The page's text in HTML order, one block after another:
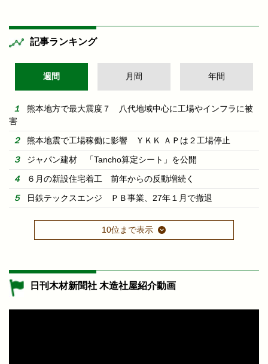
記事ランキング
週間 月間 年間
熊本地方で最大震度７ 八代地域中心に工場やインフラに被
害
熊本地震で工場稼働に影響 ＹＫＫ ＡＰは２工場停止
ジャパン建材 「Tancho算定シート」を公開
６月の新設住宅着工 前年からの反動増続く
日鉄テックスエンジ ＰＢ事業、27年１月で撤退
10位まで表示
日刊木材新聞社 木造社屋紹介動画